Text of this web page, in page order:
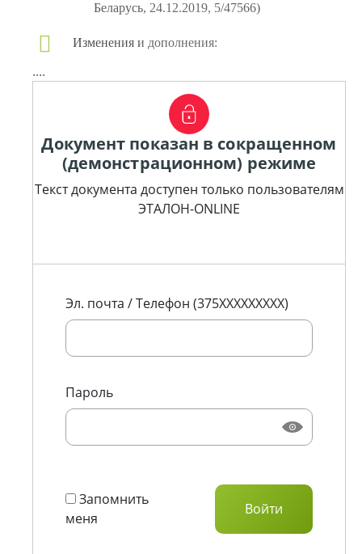
Беларусь, 24.12.2019, 5/47566)
Изменения и дополнения:
....
Документ показан в сокращенном
(демонстрационном) режиме
Текст документа доступен только пользователям
ЭТАЛОН-ONLINE
Эл. почта / Телефон (375XXXXXXXXX)
Пароль
Запомнить
меня